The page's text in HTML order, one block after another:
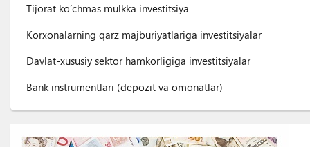
Tijorat ko’chmas mulkka investitsiya
Korxonalarning qarz majburiyatlariga investitsiyalar
Davlat-xususiy sektor hamkorligiga investitsiyalar
Bank instrumentlari (depozit va omonatlar)